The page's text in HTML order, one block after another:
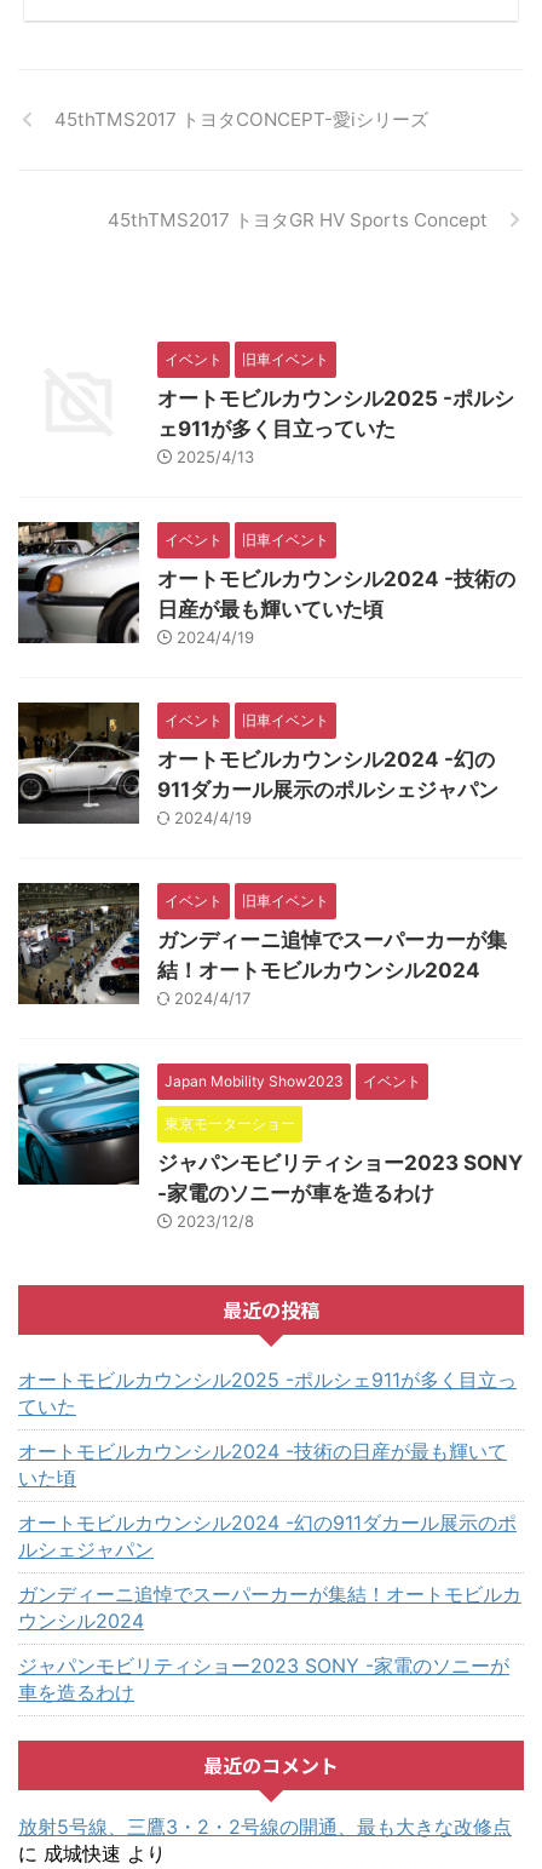
45thTMS2017 トヨタCONCEPT-愛iシリーズ
45thTMS2017 トヨタGR HV Sports Concept
イベント 旧車イベント
オートモビルカウンシル2025 -ポルシ
ェ911が多く目立っていた
2025/4/13
イベント 旧車イベント
オートモビルカウンシル2024 -技術の
日産が最も輝いていた頃
2024/4/19
イベント 旧車イベント
オートモビルカウンシル2024 -幻の
911ダカール展示のポルシェジャパン
2024/4/19
イベント 旧車イベント
ガンディーニ追悼でスーパーカーが集
結！オートモビルカウンシル2024
2024/4/17
Japan Mobility Show2023 イベント
東京モーターショー
ジャパンモビリティショー2023 SONY
-家電のソニーが車を造るわけ
2023/12/8
最近の投稿
オートモビルカウンシル2025 -ポルシェ911が多く目立っ
ていた
オートモビルカウンシル2024 -技術の日産が最も輝いて
いた頃
オートモビルカウンシル2024 -幻の911ダカール展示のポ
ルシェジャパン
ガンディーニ追悼でスーパーカーが集結！オートモビルカ
ウンシル2024
ジャパンモビリティショー2023 SONY -家電のソニーが
車を造るわけ
最近のコメント
放射5号線、三鷹3・2・2号線の開通、最も大きな改修点
に 成城快速 より